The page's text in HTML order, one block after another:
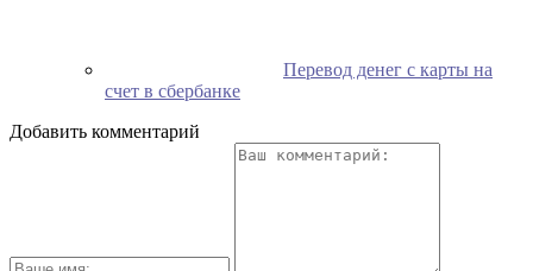
Перевод денег с карты на
счет в сбербанке
Добавить комментарий